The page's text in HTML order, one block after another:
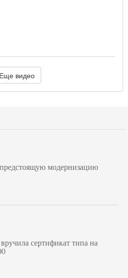
Еще видео
модернизацию
сертификат типа на